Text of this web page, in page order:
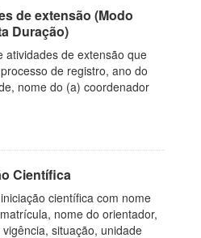
de extensão (Modo
Duração)
atividades de extensão que
de registro, ano do
nome do (a) coordenador
Científica
científica com nome
nome do orientador,
situação, unidade